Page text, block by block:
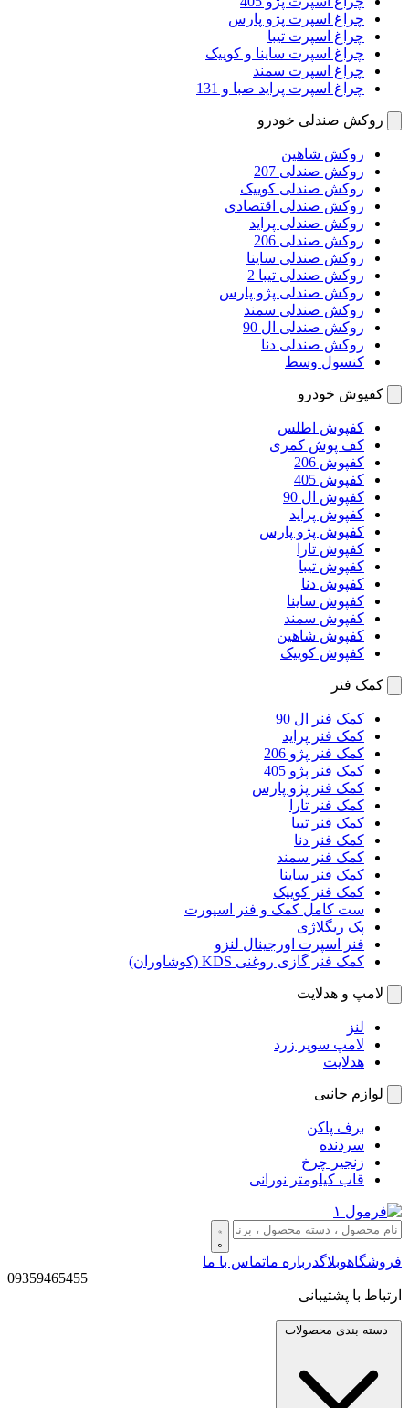
چراغ اسپرت پژو پارس
چراغ اسپرت تیبا
چراغ اسپرت ساینا و کوییک
چراغ اسپرت سمند
چراغ اسپرت پراید صبا و 131
روکش صندلی خودرو
روکش شاهین
روکش صندلی 207
روکش صندلی کوییک
روکش صندلی اقتصادی
روکش صندلی پراید
روکش صندلی 206
روکش صندلی ساینا
روکش صندلی تیبا 2
روکش صندلی پژو پارس
روکش صندلی سمند
روکش صندلی ال 90
روکش صندلی دنا
کنسول وسط
کفپوش خودرو
کفپوش اطلس
کف پوش کمری
کفپوش 206
کفپوش 405
کفپوش ال 90
کفپوش پراید
کفپوش پژو پارس
کفپوش تارا
کفپوش تیبا
کفپوش دنا
کفپوش ساینا
کفپوش سمند
کفپوش شاهین
کفپوش کوییک
کمک فنر
کمک فنر ال 90
کمک فنر پراید
کمک فنر پژو 206
کمک فنر پژو 405
کمک فنر پژو پارس
کمک فنر تارا
کمک فنر تیبا
کمک فنر دنا
کمک فنر سمند
کمک فنر ساینا
کمک فنر کوییک
ست کامل کمک و فنر اسپورت
پک ریگلاژی
فنر اسپرت اورجینال لنزو
کمک فنر گازی روغنی KDS (کوشاوران)
لامپ و هدلایت
لنز
لامپ سوپر زرد
هدلایت
لوازم جانبی
برف پاکن
سردنده
زنجیر چرخ
قاب کیلومتر نورانی
فروشگاهوبلاگدرباره ماتماس با ما
09359465455
ارتباط با پشتیبانی
دسته بندی محصولات